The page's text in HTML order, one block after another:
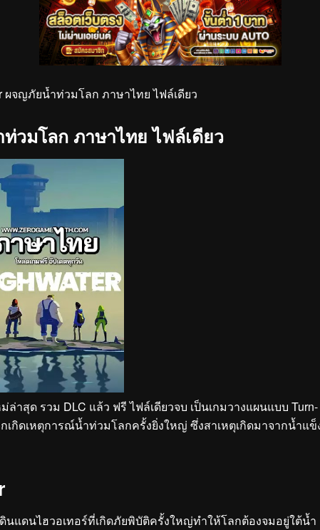
ผจญภัยน้ำท่วมโลก ภาษาไทย ไฟล์เดียว
วมโลก ภาษาไทย ไฟล์เดียว
าสุด รวม DLC แล้ว ฟรี ไฟล์เดียวจบ เป็นเกมวางแผนแบบ Turn-
เกิดเหตุการณ์น้ำท่วมโลกครั้งยิ่งใหญ่ ซึ่งสาเหตุเกิดมาจากน้ำแข็
แดนไฮวอเทอร์ที่เกิดภัยพิบัติครั้งใหญ่ทำให้โลกต้องจมอยู่ใต้น้ำ